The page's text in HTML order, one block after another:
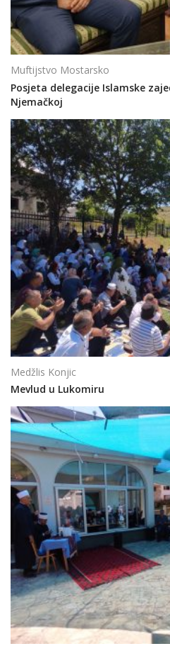
Muftijstvo Mostarsko
Posjeta delegacije Islamske
Njemačkoj
Medžlis Konjic
Mevlud u Lukomiru